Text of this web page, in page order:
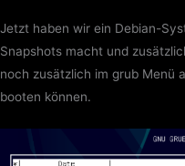
Jetzt haben wir ein Debian-
Snapshots macht und
noch zusätzlich im grub Menü
booten können.